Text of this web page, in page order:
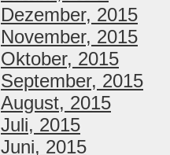
Dezember, 2015
November, 2015
Oktober, 2015
September, 2015
August, 2015
Juli, 2015
Juni, 2015